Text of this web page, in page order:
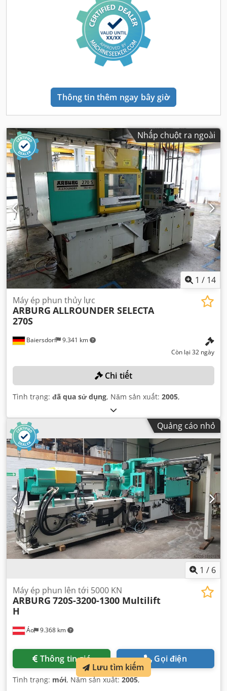
Thông tin thêm ngay bây giờ
Nhấp chuột ra ngoài
1 / 14
Baiersdorf 9.341 km
Máy ép phun thủy lực
ARBURG ALLROUNDER SELECTA
270S
Còn lại 32 ngày
Chi tiết
Tình trạng: đã qua sử dụng, Năm sản xuất: 2005,
Quảng cáo nhỏ
1 / 6
Áo 9.368 km
Máy ép phun lên tới 5000 KN
ARBURG 720S-3200-1300 Multilift
H
Thông tin giá Gọi điện
Tình trạng: mới, Năm sản xuất:2005,
Lưu tìm kiếm